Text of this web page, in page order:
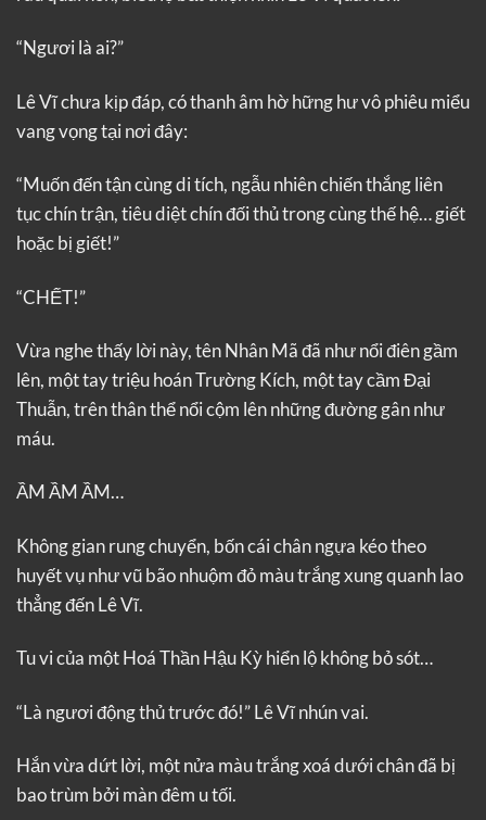
“Ngươi là ai?”
Lê Vĩ chưa kịp đáp, có thanh âm hờ hững hư vô phiêu miểu
vang vọng tại nơi đây:
“Muốn đến tận cùng di tích, ngẫu nhiên chiến thắng liên
tục chín trận, tiêu diệt chín đối thủ trong cùng thế hệ… giết
hoặc bị giết!”
“CHẾT!”
Vừa nghe thấy lời này, tên Nhân Mã đã như nổi điên gầm
lên, một tay triệu hoán Trường Kích, một tay cầm Đại
Thuẫn, trên thân thể nổi cộm lên những đường gân như
máu.
ẦM ẦM ẦM…
Không gian rung chuyển, bốn cái chân ngựa kéo theo
huyết vụ như vũ bão nhuộm đỏ màu trắng xung quanh lao
thẳng đến Lê Vĩ.
Tu vi của một Hoá Thần Hậu Kỳ hiển lộ không bỏ sót…
“Là ngươi động thủ trước đó!” Lê Vĩ nhún vai.
Hắn vừa dứt lời, một nửa màu trắng xoá dưới chân đã bị
bao trùm bởi màn đêm u tối.